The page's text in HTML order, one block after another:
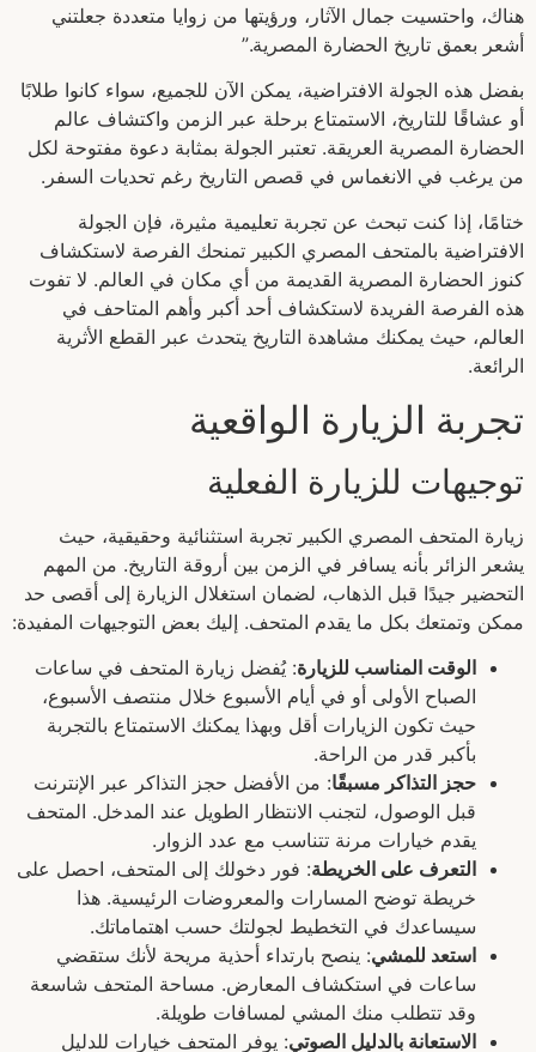
هناك، واحتسيت جمال الآثار، ورؤيتها من زوايا متعددة جعلتني
أشعر بعمق تاريخ الحضارة المصرية.”
بفضل هذه الجولة الافتراضية، يمكن الآن للجميع، سواء كانوا طلابًا
أو عشاقًا للتاريخ، الاستمتاع برحلة عبر الزمن واكتشاف عالم
الحضارة المصرية العريقة. تعتبر الجولة بمثابة دعوة مفتوحة لكل
من يرغب في الانغماس في قصص التاريخ رغم تحديات السفر.
ختامًا، إذا كنت تبحث عن تجربة تعليمية مثيرة، فإن الجولة
الافتراضية بالمتحف المصري الكبير تمنحك الفرصة لاستكشاف
كنوز الحضارة المصرية القديمة من أي مكان في العالم. لا تفوت
هذه الفرصة الفريدة لاستكشاف أحد أكبر وأهم المتاحف في
العالم، حيث يمكنك مشاهدة التاريخ يتحدث عبر القطع الأثرية
الرائعة.
تجربة الزيارة الواقعية
توجيهات للزيارة الفعلية
زيارة المتحف المصري الكبير تجربة استثنائية وحقيقية، حيث
يشعر الزائر بأنه يسافر في الزمن بين أروقة التاريخ. من المهم
التحضير جيدًا قبل الذهاب، لضمان استغلال الزيارة إلى أقصى حد
ممكن وتمتعك بكل ما يقدم المتحف. إليك بعض التوجيهات المفيدة:
الوقت المناسب للزيارة: يُفضل زيارة المتحف في ساعات
الصباح الأولى أو في أيام الأسبوع خلال منتصف الأسبوع،
حيث تكون الزيارات أقل وبهذا يمكنك الاستمتاع بالتجربة
بأكبر قدر من الراحة.
حجز التذاكر مسبقًا: من الأفضل حجز التذاكر عبر الإنترنت
قبل الوصول، لتجنب الانتظار الطويل عند المدخل. المتحف
يقدم خيارات مرنة تتناسب مع عدد الزوار.
التعرف على الخريطة: فور دخولك إلى المتحف، احصل على
خريطة توضح المسارات والمعروضات الرئيسية. هذا
سيساعدك في التخطيط لجولتك حسب اهتماماتك.
استعد للمشي: ينصح بارتداء أحذية مريحة لأنك ستقضي
ساعات في استكشاف المعارض. مساحة المتحف شاسعة
وقد تتطلب منك المشي لمسافات طويلة.
الاستعانة بالدليل الصوتي: يوفر المتحف خيارات للدليل